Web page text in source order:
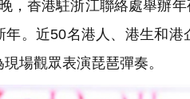
，香港駐浙江聯絡處舉辦
年。近50名港人、港生和
場觀眾表演琵琶彈奏。